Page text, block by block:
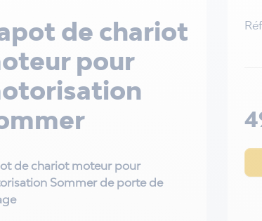
de chariot
pour
de chariot moteur pour
Sommer de porte de